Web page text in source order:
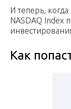
И теперь,
NASDAQ Index
Как